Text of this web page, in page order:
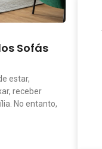
Sofás
estar,
receber
No entanto,